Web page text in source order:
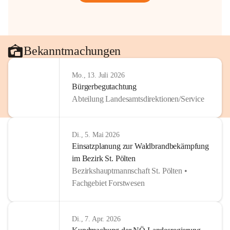
Bekanntmachungen
Mo., 13. Juli 2026
Bürgerbegutachtung
Abteilung Landesamtsdirektionen/Service
Di., 5. Mai 2026
Einsatzplanung zur Waldbrandbekämpfung
im Bezirk St. Pölten
Bezirkshauptmannschaft St. Pölten •
Fachgebiet Forstwesen
Di., 7. Apr. 2026